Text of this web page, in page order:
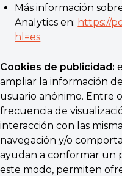
Más información
Analytics en: https://
hl=es
Cookies de publicidad:
ampliar la información
usuario anónimo. Entre
frecuencia de
interacción con las
navegación y/o
ayudan a conformar un
este modo, permiten